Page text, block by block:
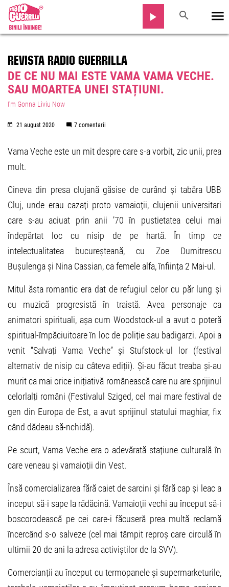
REVISTA RADIO GUERRILLA
DE CE NU MAI ESTE VAMA VAMA VECHE.
SAU MOARTEA UNEI STAȚIUNI.
I'm Gonna Liviu Now
21 august 2020 7 comentarii
Vama Veche este un mit despre care s-a vorbit, zic unii, prea
mult.
Cineva din presa clujană găsise de curând și tabăra UBB
Cluj, unde erau cazați proto vamaioții, clujenii universitari
care s-au aciuat prin anii ’70 în pustietatea celui mai
îndepărtat loc cu nisip de pe hartă. În timp ce
intelectualitatea bucureșteană, cu Zoe Dumitrescu
Bușulenga și Nina Cassian, ca femele alfa, înființa 2 Mai-ul.
Mitul ăsta romantic era dat de refugiul celor cu păr lung și
cu muzică progresistă în traistă. Avea personaje ca
animatori spirituali, așa cum Woodstock-ul a avut o poteră
spiritual-împăciuitoare în loc de poliție sau badigarzi. Apoi a
venit “Salvați Vama Veche” și Stufstock-ul lor (festival
alternativ de nisip cu câteva ediții). Și-au făcut treaba și-au
murit ca mai orice inițiativă românească care nu are sprijinul
celorlalți români (Festivalul Sziged, cel mai mare festival de
gen din Europa de Est, a avut sprijinul statului maghiar, fix
când dădeau să-nchidă).
Pe scurt, Vama Veche era o adevărată stațiune culturală în
care veneau și vamaioții din Vest.
Însă comercializarea fără caiet de sarcini și fără cap și leac a
inceput să-i sape la rădăcină. Vamaioții vechi au început să-i
boscorodească pe cei care-i făcuseră prea multă reclamă
încercând s-o salveze (cel mai tâmpit reproș care circulă în
ultimii 20 de ani la adresa activiștilor de la SVV).
Comercianții au început cu termopanele și supermarketurile,